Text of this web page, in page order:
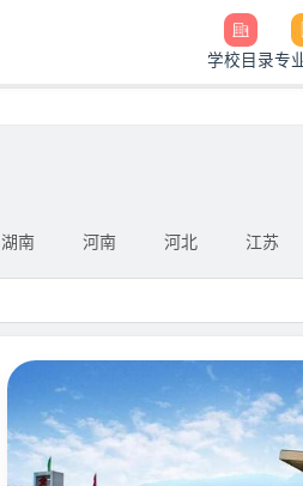
学校目录专
湖南 河南 河北 江苏